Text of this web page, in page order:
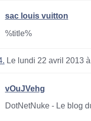
sac louis vuitton
%title%
Le lundi 22 avril 2013
vOuJVehg
DotNetNuke - Le blog